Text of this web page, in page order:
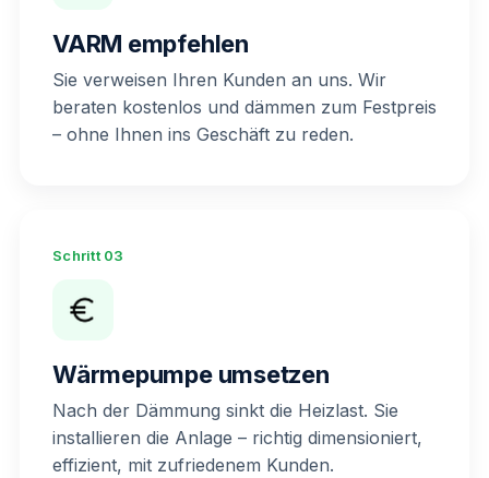
VARM empfehlen
Sie verweisen Ihren Kunden an uns. Wir
beraten kostenlos und dämmen zum Festpreis
– ohne Ihnen ins Geschäft zu reden.
Schritt 03
Wärmepumpe umsetzen
Nach der Dämmung sinkt die Heizlast. Sie
installieren die Anlage – richtig dimensioniert,
effizient, mit zufriedenem Kunden.